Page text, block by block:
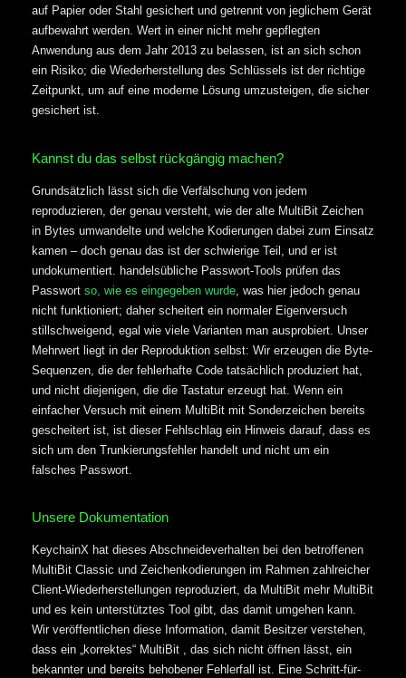
auf Papier oder Stahl gesichert und getrennt von jeglichem Gerät
aufbewahrt werden. Wert in einer nicht mehr gepflegten
Anwendung aus dem Jahr 2013 zu belassen, ist an sich schon
ein Risiko; die Wiederherstellung des Schlüssels ist der richtige
Zeitpunkt, um auf eine moderne Lösung umzusteigen, die sicher
gesichert ist.
Kannst du das selbst rückgängig machen?
Grundsätzlich lässt sich die Verfälschung von jedem
reproduzieren, der genau versteht, wie der alte MultiBit Zeichen
in Bytes umwandelte und welche Kodierungen dabei zum Einsatz
kamen – doch genau das ist der schwierige Teil, und er ist
undokumentiert. handelsübliche Passwort-Tools prüfen das
Passwort so, wie es eingegeben wurde , was hier jedoch genau
nicht funktioniert; daher scheitert ein normaler Eigenversuch
stillschweigend, egal wie viele Varianten man ausprobiert. Unser
Mehrwert liegt in der Reproduktion selbst: Wir erzeugen die Byte-
Sequenzen, die der fehlerhafte Code tatsächlich produziert hat,
und nicht diejenigen, die die Tastatur erzeugt hat. Wenn ein
einfacher Versuch mit einem MultiBit mit Sonderzeichen bereits
gescheitert ist, ist dieser Fehlschlag ein Hinweis darauf, dass es
sich um den Trunkierungsfehler handelt und nicht um ein
falsches Passwort.
Unsere Dokumentation
KeychainX hat dieses Abschneideverhalten bei den betroffenen
MultiBit Classic und Zeichenkodierungen im Rahmen zahlreicher
Client-Wiederherstellungen reproduziert, da MultiBit mehr MultiBit
und es kein unterstütztes Tool gibt, das damit umgehen kann.
Wir veröffentlichen diese Information, damit Besitzer verstehen,
dass ein „korrektes“ MultiBit , das sich nicht öffnen lässt, ein
bekannter und bereits behobener Fehlerfall ist. Eine Schritt-für-